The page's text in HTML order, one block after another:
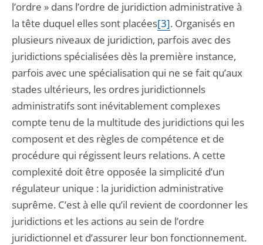
l’ordre » dans l’ordre de juridiction administrative à
la tête duquel elles sont placées[3]. Organisés en
plusieurs niveaux de juridiction, parfois avec des
juridictions spécialisées dès la première instance,
parfois avec une spécialisation qui ne se fait qu’aux
stades ultérieurs, les ordres juridictionnels
administratifs sont inévitablement complexes
compte tenu de la multitude des juridictions qui les
composent et des règles de compétence et de
procédure qui régissent leurs relations. A cette
complexité doit être opposée la simplicité d’un
régulateur unique : la juridiction administrative
suprême. C’est à elle qu’il revient de coordonner les
juridictions et les actions au sein de l’ordre
juridictionnel et d’assurer leur bon fonctionnement.